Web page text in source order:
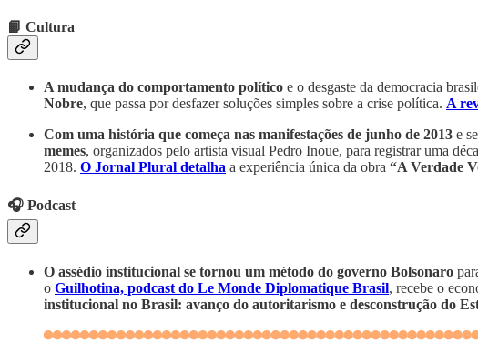
📙 Cultura
A mudança do comportamento político e o desgaste da democracia
Nobre, que passa por desfazer soluções simples sobre a crise política. A
Com uma história que começa nas manifestações de junho de 2013 e
memes, organizados pelo artista visual Pedro Inoue, para registrar uma
2018. O Jornal Plural detalha a experiência única da obra “A Verdade
🎧 Podcast
O assédio institucional se tornou um método do governo Bolsonaro
o Guilhotina, podcast do Le Monde Diplomatique Brasil, recebe o
institucional no Brasil: avanço do autoritarismo e desconstrução do